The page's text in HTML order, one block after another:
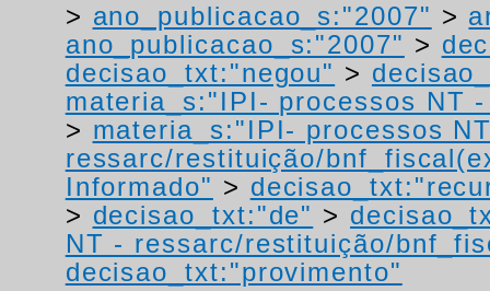
> ano_publicacao_s:"2007" >
ano_publicacao_s:"2007" >
decisao_txt:"negou" >
materia_s:"IPI- processos NT
> materia_s:"IPI- processos
ressarc/restituição/
Informado" >
> decisao_txt:"de" >
NT - ressarc/restituição/
decisao_txt:"provimento"